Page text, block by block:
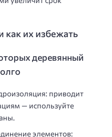
их избежать
деревянный
: приводит
— используйте
элементов: